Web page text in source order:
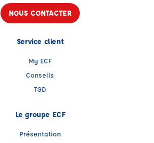
NOUS CONTACTER
Service client
My ECF
Conseils
TGD
Le groupe ECF
Présentation